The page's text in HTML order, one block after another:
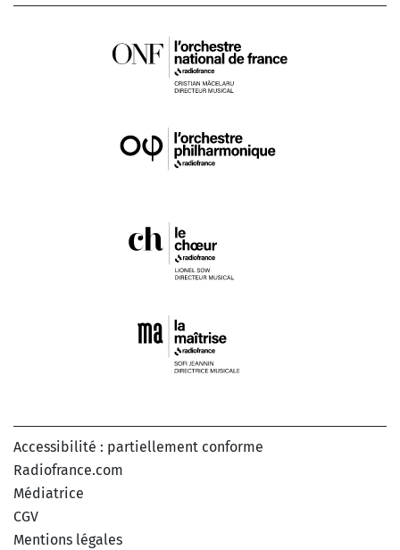
Accessibilité : partiellement conforme
Radiofrance.com
Médiatrice
CGV
Mentions légales